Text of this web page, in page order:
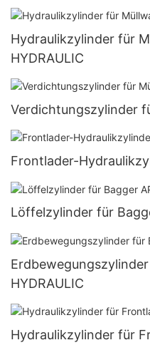
Hydraulikzylinder für
HYDRAULIC
Verdichtungszylinder
Frontlader-
Löffelzylinder für
HYDRAULIC
Hydraulikzylinder für